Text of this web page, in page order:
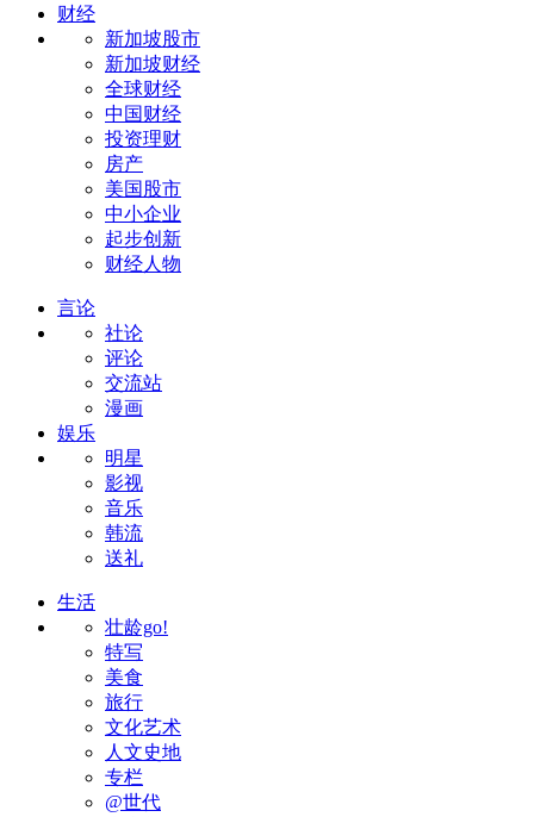
财经
新加坡股市
新加坡财经
全球财经
中国财经
投资理财
房产
美国股市
中小企业
起步创新
财经人物
言论
社论
评论
交流站
漫画
娱乐
明星
影视
音乐
韩流
送礼
生活
壮龄go!
特写
美食
旅行
文化艺术
人文史地
专栏
@世代